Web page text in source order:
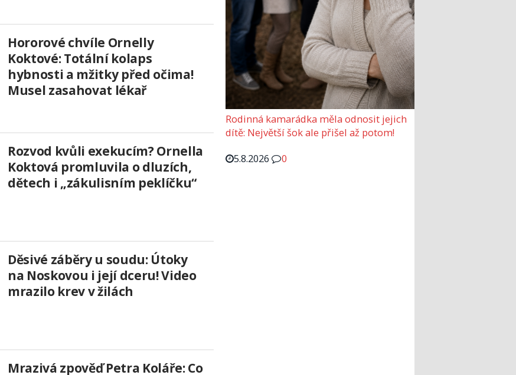
Hororové chvíle Ornelly
Koktové: Totální kolaps
hybnosti a mžitky před očima!
Musel zasahovat lékař
Rozvod kvůli exekucím? Ornella
Koktová promluvila o dluzích,
dětech i „zákulisním peklíčku“
Děsivé záběry u soudu: Útoky
na Noskovou i její dceru! Video
mrazilo krev v žilách
Mrazivá zpověď Petra Koláře: Co
Rodinná kamarádka měla odnosit jejich
dítě: Největší šok ale přišel až potom!
5.8.2026
0